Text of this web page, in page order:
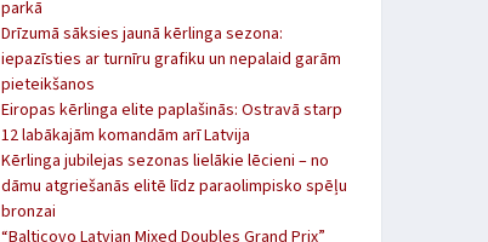
parkā
Drīzumā sāksies jaunā kērlinga sezona:
iepazīsties ar turnīru grafiku un nepalaid garām
pieteikšanos
Eiropas kērlinga elite paplašinās: Ostravā starp
12 labākajām komandām arī Latvija
Kērlinga jubilejas sezonas lielākie lēcieni – no
dāmu atgriešanās elitē līdz paraolimpisko spēļu
bronzai
“Balticovo Latvian Mixed Doubles Grand Prix”